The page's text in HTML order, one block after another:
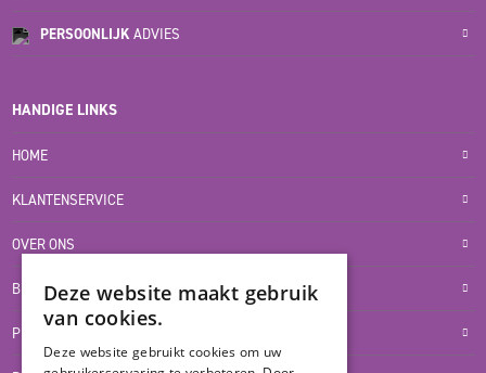
PERSOONLIJKADVIES
HANDIGE LINKS
HOME
KLANTENSERVICE
OVER ONS
BLOG
PRIVACYVERKLARING
Deze website maakt gebruik
van cookies.
Deze website gebruikt cookies om uw